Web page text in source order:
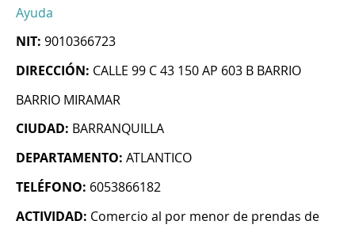
Ayuda
NIT: 9010366723
DIRECCIÓN: CALLE 99 C 43 150 AP 603 B BARRIO
BARRIO MIRAMAR
CIUDAD: BARRANQUILLA
DEPARTAMENTO: ATLANTICO
TELÉFONO: 6053866182
ACTIVIDAD: Comercio al por menor de prendas de